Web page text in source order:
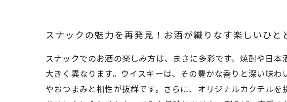
スナックの最後の
スナックの魅力を再発見！お酒が織りなす楽しいひと
スナックでのお酒の楽しみ方は、まさに多彩です。焼酎や日
大きく異なります。ウイスキーは、その豊かな香りと深い味
やおつまみと相性が抜群です。さらに、オリジナルカクテル